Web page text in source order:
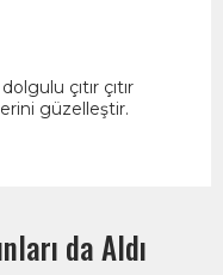
çıtır çıtır
güzelleştir.
da Aldı